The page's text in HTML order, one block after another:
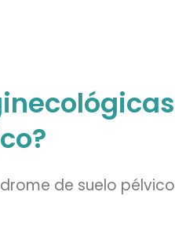
de suelo